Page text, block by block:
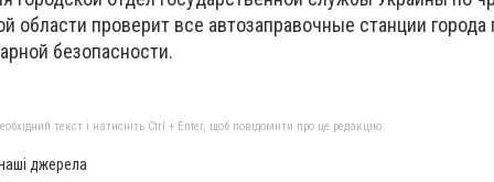
области проверит все автозаправочные станции города
безопасности.
текст і натисніть Ctrl + Enter, щоб повідомити про це редакцію
джерела